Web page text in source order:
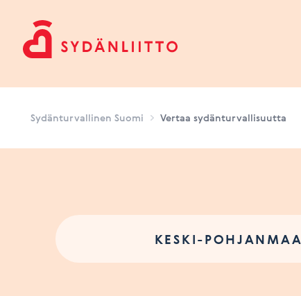
Sydänturvallinen Suomi Vertaa sydänturvallisuutta
KESKI-POHJANMAA